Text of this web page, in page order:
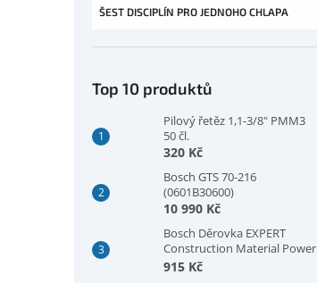
ŠEST DISCIPLÍN PRO JEDNOHO CHLAPA
Top 10 produktů
Pilový řetěz 1,1-3/8" PMM3
50 čl.
320 Kč
Bosch GTS 70-216
(0601B30600)
10 990 Kč
Bosch Děrovka EXPERT
Construction Material Power
Change Plus, 73 × 60 mm
915 Kč